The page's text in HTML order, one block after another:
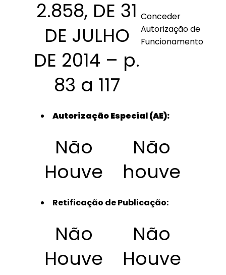
2.858, DE 31
DE JULHO
DE 2014 – p.
83 a 117
Conceder
Autorização de
Funcionamento
Autorização Especial (AE):
Não
Houve
Não
houve
Retificação de Publicação:
Não
Houve
Não
Houve